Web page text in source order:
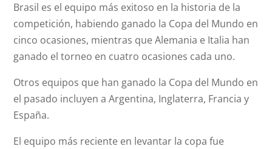
Brasil es el equipo más exitoso en la historia de la
competición, habiendo ganado la Copa del Mundo en
cinco ocasiones, mientras que Alemania e Italia han
ganado el torneo en cuatro ocasiones cada uno.
Otros equipos que han ganado la Copa del Mundo en
el pasado incluyen a Argentina, Inglaterra, Francia y
España.
El equipo más reciente en levantar la copa fue